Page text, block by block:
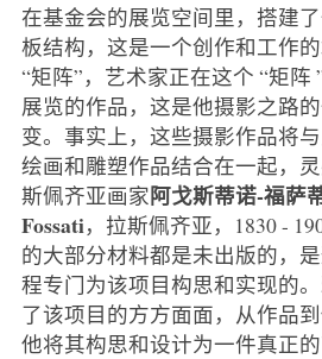
在基金会的展览空间里，搭建
板结构，这是一个创作和工作
“矩阵”，艺术家正在这个 “矩阵
展览的作品，这是他摄影之路
变。事实上，这些摄影作品将
绘画和雕塑作品结合在一起，
斯佩齐亚画家阿戈斯蒂诺-福萨
Fossati，拉斯佩齐亚，1830 -
的大部分材料都是未出版的，
程专门为该项目构思和实现的
了该项目的方方面面，从作品到
他将其构思和设计为一件真正的